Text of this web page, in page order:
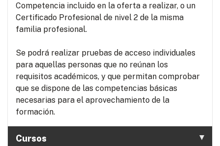
Competencia incluido en la oferta a realizar, o un
Certificado Profesional de nivel 2 de la misma
familia profesional.
Se podrá realizar pruebas de acceso individuales
para aquellas personas que no reúnan los
requisitos académicos, y que permitan comprobar
que se dispone de las competencias básicas
necesarias para el aprovechamiento de la
formación.
Cursos